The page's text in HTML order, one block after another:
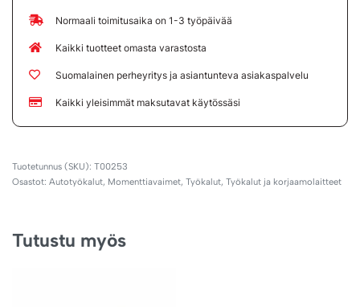
Normaali toimitusaika on 1-3 työpäivää
Kaikki tuotteet omasta varastosta
Suomalainen perheyritys ja asiantunteva asiakaspalvelu
Kaikki yleisimmät maksutavat käytössäsi
T00253
Osastot: Autotyökalut, Momenttiavaimet, Työkalut, Työkalut ja korjaamolaitteet
Tutustu myös